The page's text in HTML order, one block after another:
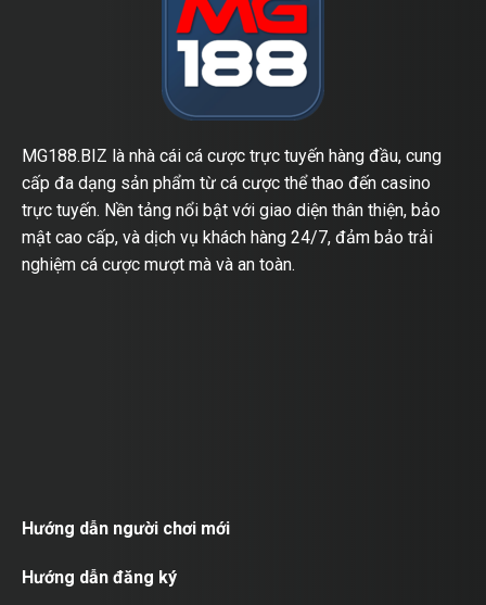
MG188.BIZ là nhà cái cá cược trực tuyến hàng đầu, cung
cấp đa dạng sản phẩm từ cá cược thể thao đến casino
trực tuyến. Nền tảng nổi bật với giao diện thân thiện, bảo
mật cao cấp, và dịch vụ khách hàng 24/7, đảm bảo trải
nghiệm cá cược mượt mà và an toàn.
Hướng dẫn người chơi mới
Hướng dẫn đăng ký